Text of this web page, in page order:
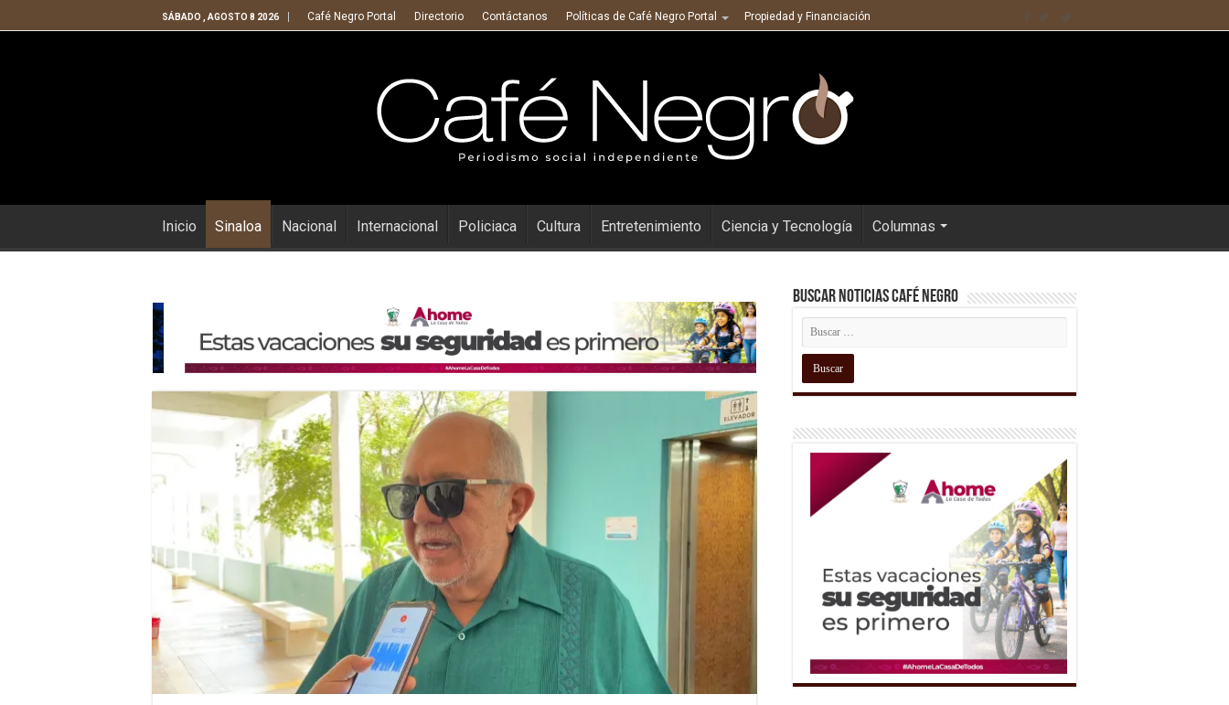
SÁBADO , AGOSTO 8 2026 Café Negro Portal Directorio Contáctanos Políticas de Café Negro Portal Propiedad y Financiación
Inicio Sinaloa Nacional Internacional Policiaca Cultura Entretenimiento Ciencia y Tecnología Columnas
Buscar Noticias Café Negro